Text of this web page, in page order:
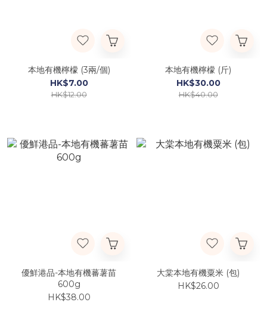
本地有機檸檬 (3兩/個)
HK$7.00
HK$12.00
本地有機檸檬 (斤)
HK$30.00
HK$40.00
優鮮港品-本地有機蕃薯苗
600g
HK$38.00
大棠本地有機粟米 (包)
HK$26.00